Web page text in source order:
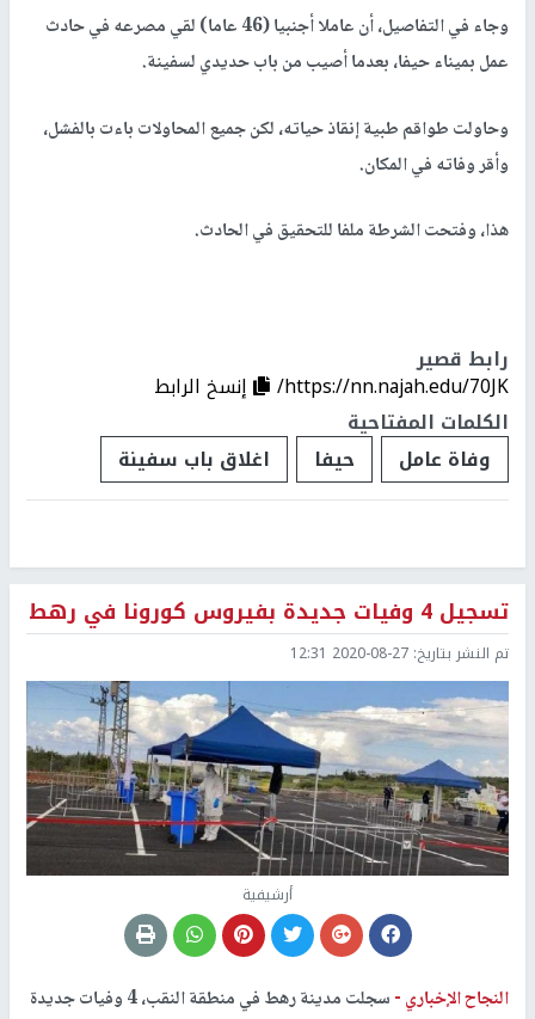
وجاء في التفاصيل، أن عاملا أجنبيا (46 عاما) لقي مصرعه في حادث
عمل بميناء حيفا، بعدما أصيب من باب حديدي لسفينة.
وحاولت طواقم طبية إنقاذ حياته، لكن جميع المحاولات باءت بالفشل،
وأقر وفاته في المكان.
هذا، وفتحت الشرطة ملفا للتحقيق في الحادث.
رابط قصير
https://nn.najah.edu/70JK/
إنسخ الرابط
الكلمات المفتاحية
وفاة عامل
حيفا اغلاق باب سفينة
تسجيل 4 وفيات جديدة بفيروس كورونا في رهط
تم النشر بتاريخ: 2020-08-27 12:31
أرشيفية
النجاح الإخباري -
سجلت مدينة رهط في منطقة النقب، 4 وفيات جديدة